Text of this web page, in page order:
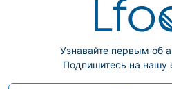
Узнавайте первым об
Подпишитесь на нашу